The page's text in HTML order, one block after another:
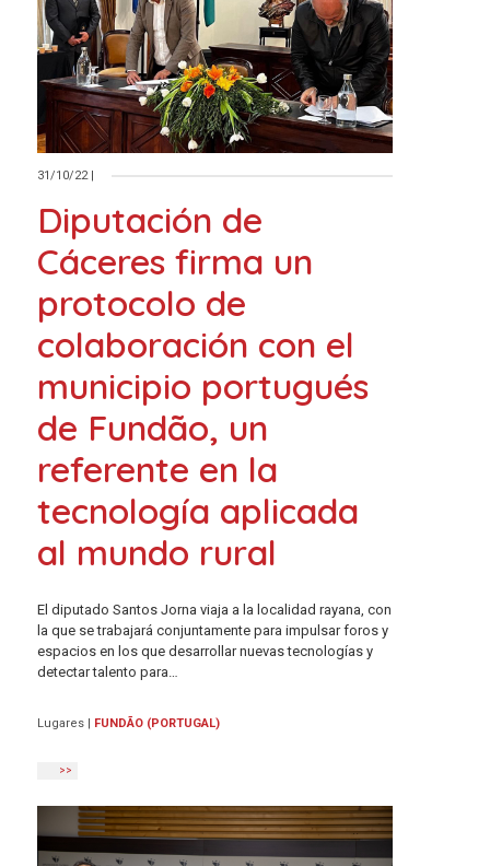
31/10/22 |
Diputación de
Cáceres firma un
protocolo de
colaboración con el
municipio portugués
de Fundão, un
referente en la
tecnología aplicada
al mundo rural
El diputado Santos Jorna viaja a la localidad rayana, con
la que se trabajará conjuntamente para impulsar foros y
espacios en los que desarrollar nuevas tecnologías y
detectar talento para…
Lugares FUNDÃO (PORTUGAL)
>>